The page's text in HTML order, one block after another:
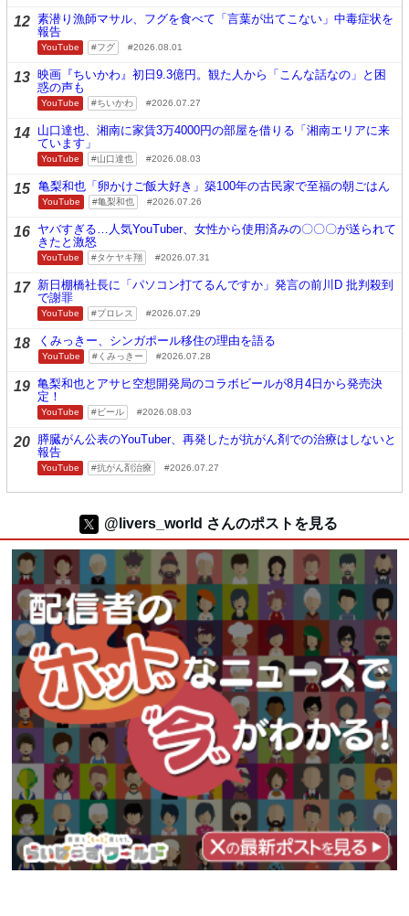
12 素潜り漁師マサル、フグを食べて「言葉が出てこない」中毒症状を
報告
YouTube フグ 2026.08.01
13 映画『ちいかわ』初日9.3億円。観た人から「こんな話なの」と困
惑の声も
YouTube ちいかわ 2026.07.27
14 山口達也、湘南に家賃3万4000円の部屋を借りる「湘南エリアに来
ています」
YouTube 山口達也 2026.08.03
15 亀梨和也「卵かけご飯大好き」築100年の古民家で至福の朝ごはん
YouTube 亀梨和也 2026.07.26
16 ヤバすぎる…人気YouTuber、女性から使用済みの〇〇〇が送られて
きたと激怒
YouTube タケヤキ翔 2026.07.31
17 新日棚橋社長に「パソコン打てるんですか」発言の前川D 批判殺到
で謝罪
YouTube プロレス 2026.07.29
18 くみっきー、シンガポール移住の理由を語る
YouTube くみっきー 2026.07.28
19 亀梨和也とアサヒ空想開発局のコラボビールが8月4日から発売決
定！
YouTube ビール 2026.08.03
20 膵臓がん公表のYouTuber、再発したが抗がん剤での治療はしないと
報告
YouTube 抗がん剤治療 2026.07.27
@livers_world さんのポストを見る